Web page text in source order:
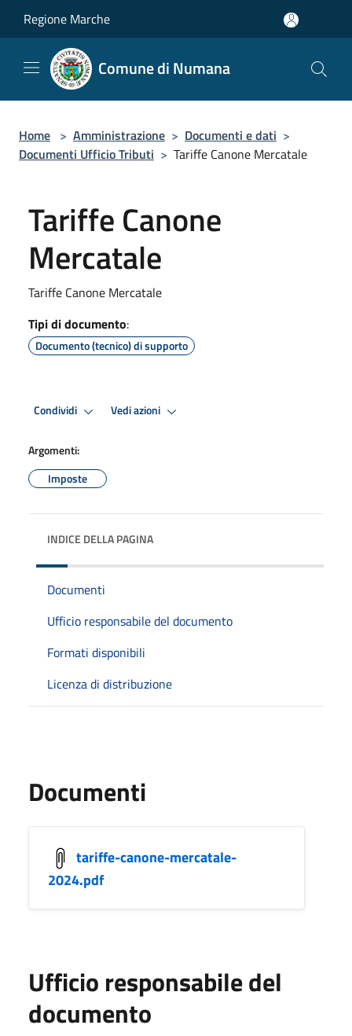
Regione Marche
Comune di Numana
Home > Amministrazione > Documenti e dati >
Documenti Ufficio Tributi > Tariffe Canone Mercatale
Tariffe Canone
Mercatale
Tariffe Canone Mercatale
Tipi di documento:
Documento (tecnico) di supporto
Condividi Vedi azioni
Argomenti:
Imposte
INDICE DELLA PAGINA
Documenti
Ufficio responsabile del documento
Formati disponibili
Licenza di distribuzione
Documenti
tariffe-canone-mercatale-
2024.pdf
Ufficio responsabile del
documento